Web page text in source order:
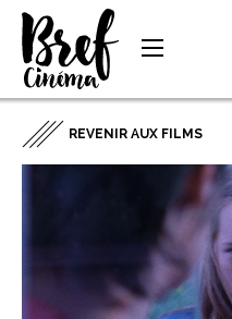
REVENIR AUX FILMS